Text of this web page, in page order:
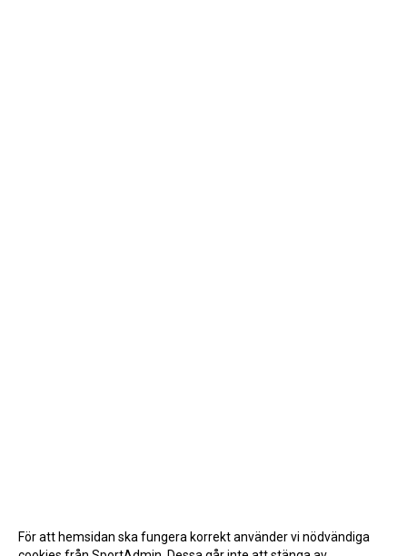
För att hemsidan ska fungera korrekt använder vi nödvändiga